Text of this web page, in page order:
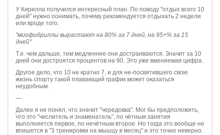
У Кирилла получился интересный план. По поводу "отдых всего 10
дней" нужно понимать, почему рекомендуется отдыхать 2 недели
или вроде того.
"миофибриллы вырастают на 80% за 7 дней, на 95+% за 15
дней"
Т.е. чем дальше, тем медленнее они достраиваются. Значит за 10
дней они достроятся процентов на 90. Это уже вменяемая цифра.
Другое дело, что 10 не кратно 7, и для не-посвятившего свою
жизнь спорту такой плавающий график может оказаться
неудобным.
—
Далее я не понял, что значит "чередовка". Мог бы предположить,
что это "числитель и знаменатель", по чётным занятия
выполняется первое, по нечётным второе. Но тогда это вообще не
впишется в "3 тренировки на мышцу в месяц" и это точно неверно.